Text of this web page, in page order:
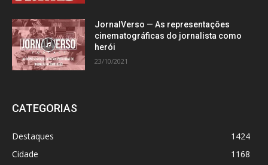
JornalVerso — As representações
cinematográficas do jornalista como
herói
23/10/2021
CATEGORIAS
Destaques
1424
Cidade
1168